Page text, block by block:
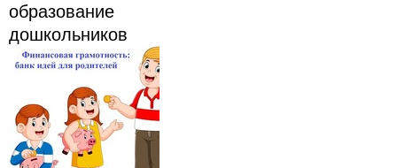
образование
дошкольников